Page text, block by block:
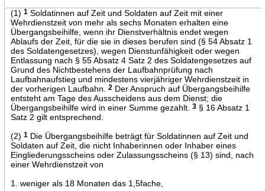
(1) 1Soldatinnen auf Zeit und Soldaten auf Zeit mit einer
Wehrdienstzeit von mehr als sechs Monaten erhalten eine
Übergangsbeihilfe, wenn ihr Dienstverhältnis endet wegen
Ablaufs der Zeit, für die sie in dieses berufen sind (§ 54 Absatz 1
des Soldatengesetzes), wegen Dienstunfähigkeit oder wegen
Entlassung nach § 55 Absatz 4 Satz 2 des Soldatengesetzes auf
Grund des Nichtbestehens der Laufbahnprüfung nach
Laufbahnaufstieg und mindestens vierjähriger Wehrdienstzeit in
der vorherigen Laufbahn.
2Der Anspruch auf Übergangsbeihilfe
entsteht am Tage des Ausscheidens aus dem Dienst; die
Übergangsbeihilfe wird in einer Summe gezahlt.
3§ 16 Absatz 1
Satz 2 gilt entsprechend.
(2) 1Die Übergangsbeihilfe beträgt für Soldatinnen auf Zeit und
Soldaten auf Zeit, die nicht Inhaberinnen oder Inhaber eines
Eingliederungsscheins oder Zulassungsscheins (§ 13) sind, nach
einer Wehrdienstzeit von
1. weniger als 18 Monaten das 1,5fache,